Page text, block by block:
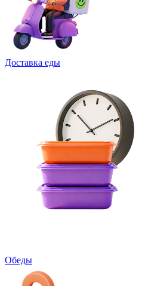
Доставка еды
Обеды